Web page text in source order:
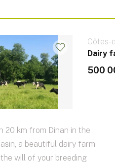
Côtes-
Dairy
500
20 km from Dinan in the
a beautiful dairy farm
will of your breeding